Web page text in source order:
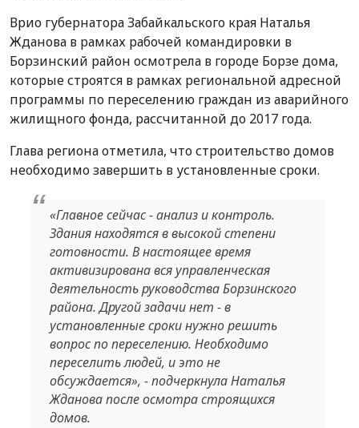
Врио губернатора Забайкальского края Наталья
Жданова в рамках рабочей командировки в
Борзинский район осмотрела в городе Борзе дома,
которые строятся в рамках региональной адресной
программы по переселению граждан из аварийного
жилищного фонда, рассчитанной до 2017 года.
Глава региона отметила, что строительство домов
необходимо завершить в установленные сроки.
«Главное сейчас - анализ и контроль.
Здания находятся в высокой степени
готовности. В настоящее время
активизирована вся управленческая
деятельность руководства Борзинского
района. Другой задачи нет - в
установленные сроки нужно решить
вопрос по переселению. Необходимо
переселить людей, и это не
обсуждается», - подчеркнула Наталья
Жданова после осмотра строящихся
домов.